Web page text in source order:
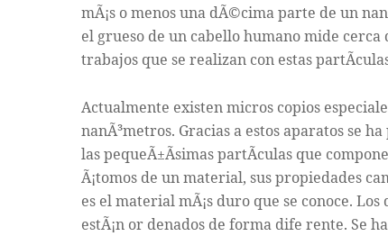
mÃ¡s o menos una dÃ©cima parte de un
el grueso de un cabello humano mide cerca
trabajos que se realizan con estas
Actualmente existen micros copios
nanÃ³metros. Gracias a estos aparatos se
las pequeÃ±Ã­simas partÃ­culas que
Ã¡tomos de un material, sus propiedades
es el material mÃ¡s duro que se conoce.
estÃ¡n or denados de forma dife rente. Se